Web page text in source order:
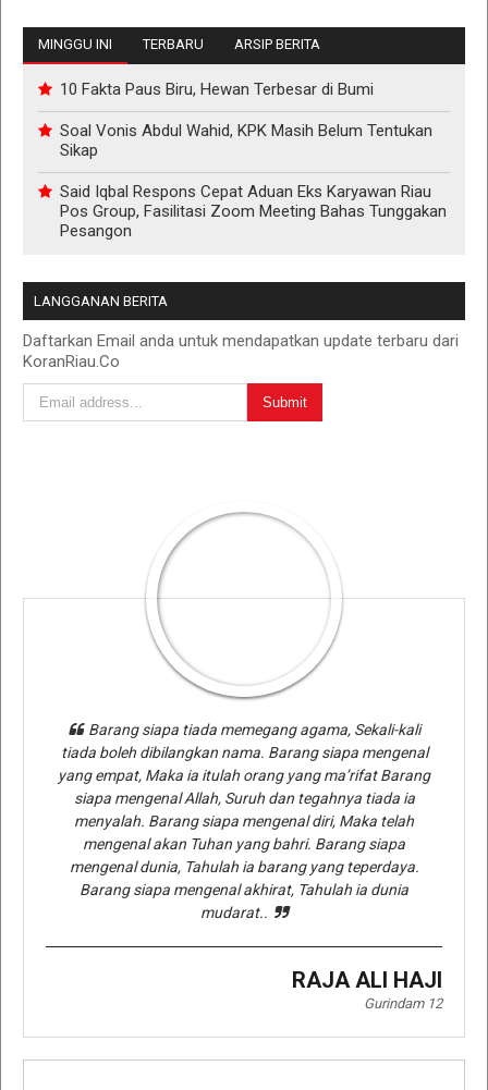
MINGGU INI TERBARU ARSIP BERITA
10 Fakta Paus Biru, Hewan Terbesar di Bumi
Soal Vonis Abdul Wahid, KPK Masih Belum Tentukan
Sikap
Said Iqbal Respons Cepat Aduan Eks Karyawan Riau
Pos Group, Fasilitasi Zoom Meeting Bahas Tunggakan
Pesangon
LANGGANAN BERITA
Daftarkan Email anda untuk mendapatkan update terbaru dari
KoranRiau.Co
Barang siapa tiada memegang agama, Sekali-kali
tiada boleh dibilangkan nama. Barang siapa mengenal
yang empat, Maka ia itulah orang yang ma’rifat Barang
siapa mengenal Allah, Suruh dan tegahnya tiada ia
menyalah. Barang siapa mengenal diri, Maka telah
mengenal akan Tuhan yang bahri. Barang siapa
mengenal dunia, Tahulah ia barang yang teperdaya.
Barang siapa mengenal akhirat, Tahulah ia dunia
mudarat..
RAJA ALI HAJI
Gurindam 12